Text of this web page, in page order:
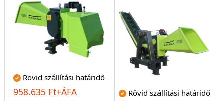
Rövid szállítási határidő
958.635 Ft+ÁFA Rövid szállítási határidő